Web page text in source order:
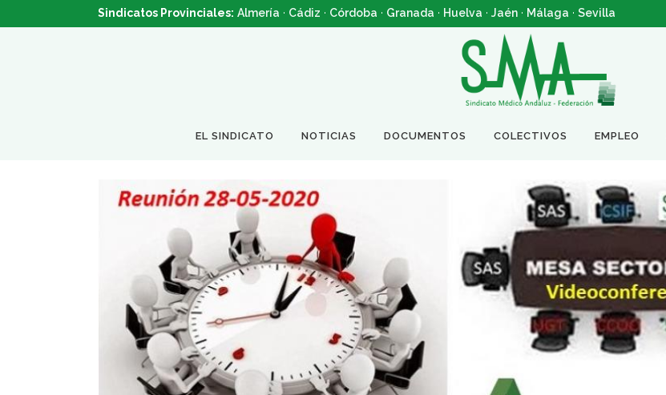
Sindicatos Provinciales: Almería · Cádiz · Córdoba · Granada · Huelva · Jaén · Málaga · Sevilla
EL SINDICATO NOTICIAS DOCUMENTOS COLECTIVOS EMPLEO